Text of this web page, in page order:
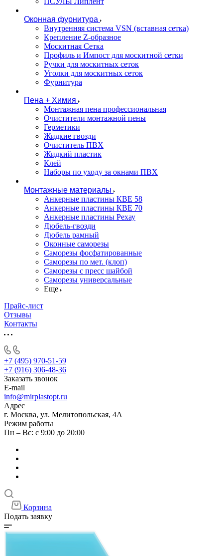
Оконная фурнитура
Внутренняя система VSN (вставная сетка)
Крепление Z-образное
Москитная Сетка
Профиль и Импост для москитной сетки
Ручки для москитных сеток
Уголки для москитных сеток
Фурнитура
Пена + Химия
Монтажная пена профессиональная
Очистители монтажной пены
Герметики
Жидкие гвозди
Очиститель ПВХ
Жидкий пластик
Клей
Наборы по уходу за окнами ПВХ
Монтажные материалы
Анкерные пластины КВЕ 58
Анкерные пластины КВЕ 70
Анкерные пластины Рехау
Дюбель-гвозди
Дюбель рамный
Оконные саморезы
Саморезы фосфатированные
Саморезы по мет. (клоп)
Саморезы с пресс шайбой
Саморезы универсальные
Еще
Прайс-лист
Отзывы
Контакты
+7 (495) 970-51-59
+7 (916) 306-48-36
Заказать звонок
E-mail
info@mirplastopt.ru
Адрес
г. Москва, ул. Мелитопольская, 4А
Режим работы
Пн – Вс: с 9:00 до 20:00
Корзина
Подать заявку